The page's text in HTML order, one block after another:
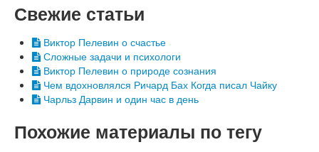
Свежие статьи
Виктор Пелевин о счастье
Сложные задачи и психологи
Виктор Пелевин о природе сознания
Чем вдохновлялся Ричард Бах Когда писал Чайку
Чарльз Дарвин и один час в день
Похожие материалы по тегу